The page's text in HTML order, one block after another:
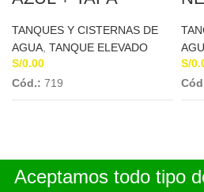
TANQUES Y CISTERNAS DE
AGUA TANQUE ELEVADO
S/0.00
Cód.: 719
S/
Aceptamos todo tipo